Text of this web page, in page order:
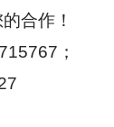
合作！
；